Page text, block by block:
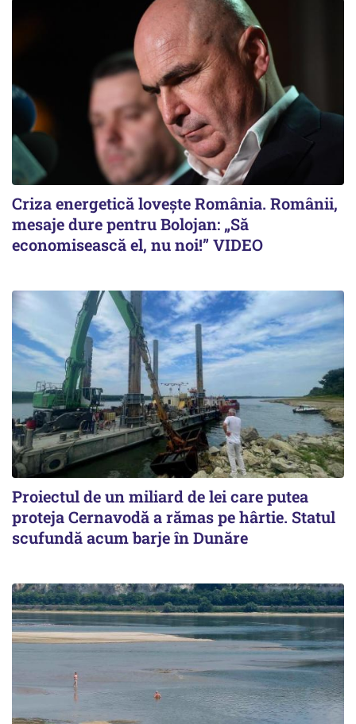
Criza energetică lovește România. Românii,
mesaje dure pentru Bolojan: „Să
economisească el, nu noi!” VIDEO
Proiectul de un miliard de lei care putea
proteja Cernavodă a rămas pe hârtie. Statul
scufundă acum barje în Dunăre